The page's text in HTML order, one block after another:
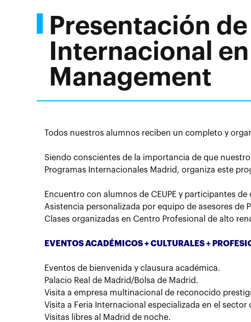
Presentación
Internacional
Management
Todos nuestros alumnos reciben un completo y
Siendo conscientes de la importancia de que
Programas Internacionales Madrid, organiza este
Encuentro con alumnos de CEUPE y participantes
Asistencia personalizada por equipo de asesores de
Clases organizadas en Centro Profesional de alto
EVENTOS ACADÉMICOS + CULTURALES +
Eventos de bienvenida y clausura académica.
Palacio Real de Madrid/Bolsa de Madrid.
Visita a empresa multinacional de reconocido
Visita a Feria Internacional especializada en el sector
Visitas libres al Madrid de noche.